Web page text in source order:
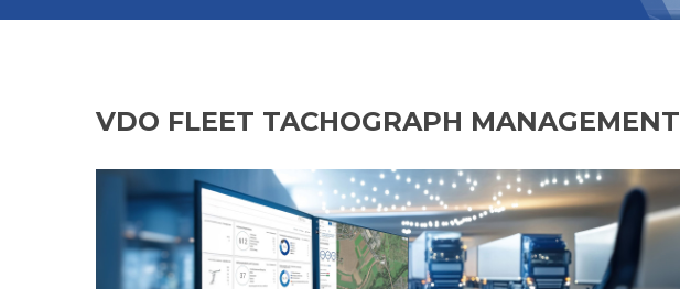
VDO FLEET TACHOGRAPH MANAGEMENT